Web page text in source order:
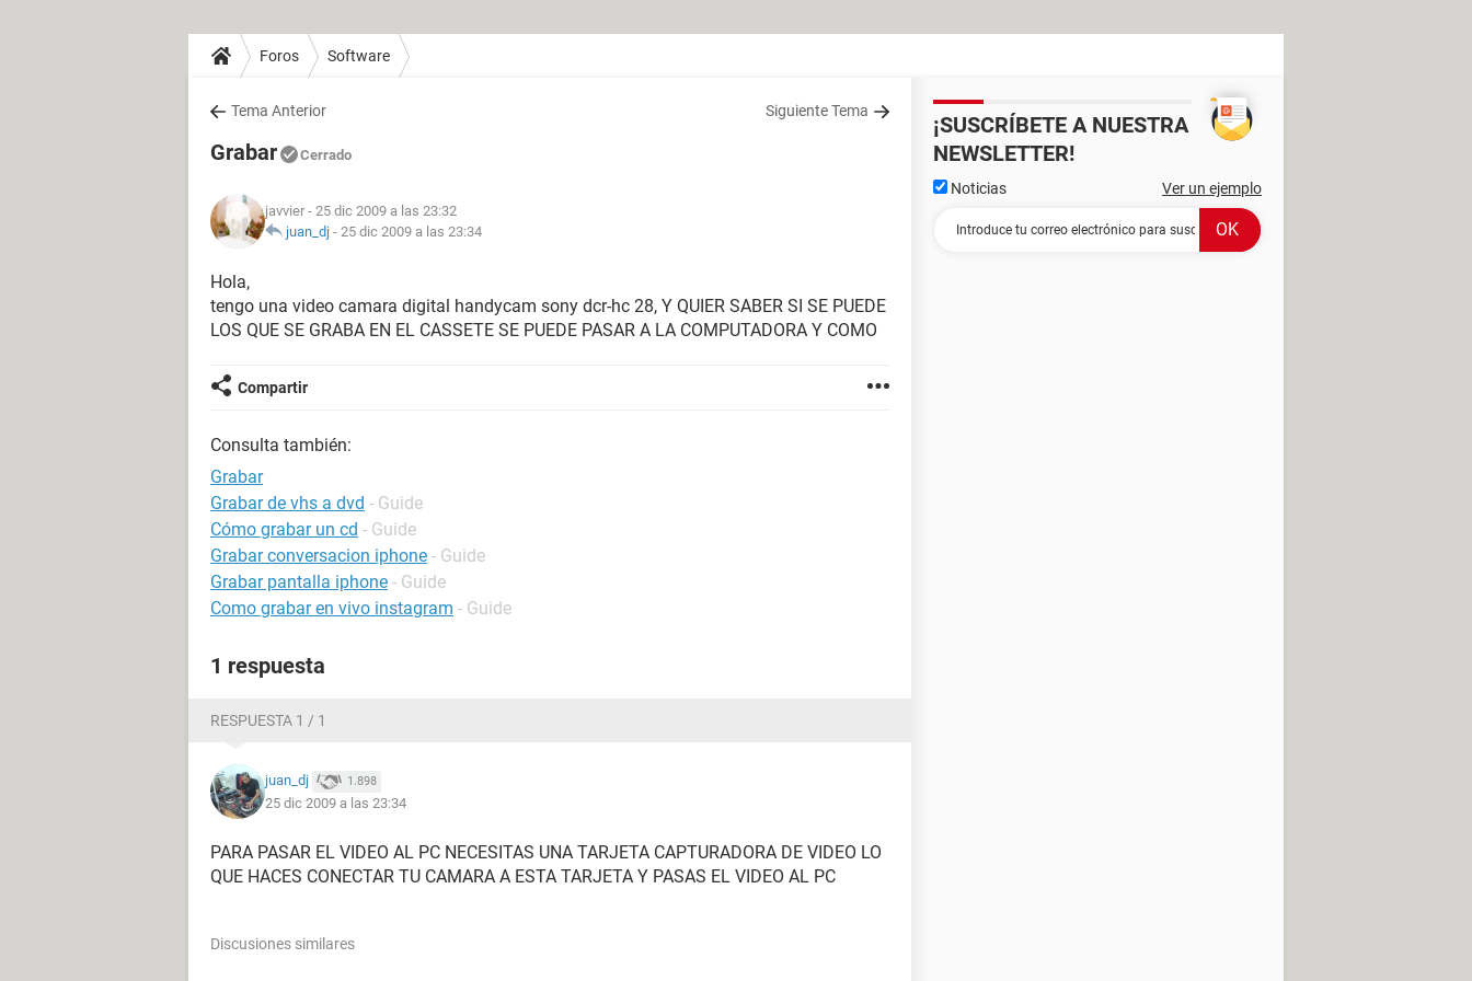
Foros Software
Tema Anterior Siguiente Tema
Grabar Cerrado
javvier - 25 dic 2009 a las 23:32
juan_dj - 25 dic 2009 a las 23:34
Hola,
tengo una video camara digital handycam sony dcr-hc 28, Y QUIER SABER SI SE PUEDE
LOS QUE SE GRABA EN EL CASSETE SE PUEDE PASAR A LA COMPUTADORA Y COMO
Compartir
Consulta también:
Grabar
Grabar de vhs a dvd - Guide
Cómo grabar un cd - Guide
Grabar conversacion iphone - Guide
Grabar pantalla iphone - Guide
Como grabar en vivo instagram - Guide
1 respuesta
RESPUESTA 1 / 1
juan_dj 1.898
25 dic 2009 a las 23:34
PARA PASAR EL VIDEO AL PC NECESITAS UNA TARJETA CAPTURADORA DE VIDEO LO
QUE HACES CONECTAR TU CAMARA A ESTA TARJETA Y PASAS EL VIDEO AL PC
Discusiones similares
¡SUSCRÍBETE A NUESTRA
NEWSLETTER!
Noticias Ver un ejemplo